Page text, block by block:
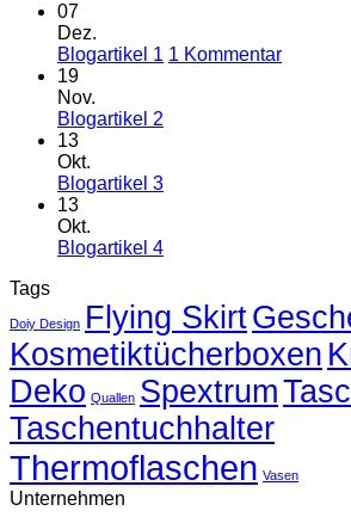
07
Dez.
Blogartikel 1 1 Kommentarzu
19
Nov.
Blogartikel 2
Blogartikel
13
Okt.
Blogartikel 3Keine
Blogartikel
13
Okt.
Blogartikel 4Keine
Blogartikel
4
Tags
Doiy Design Flying Skirt
Kosmetiktücherboxen
Deko Quallen Spextrum
Taschentuchhalter
Thermoflaschen Vasen
Unternehmen